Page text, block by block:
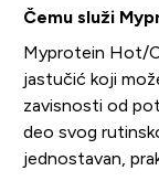
Čemu služi
Myprotein Hot/
jastučić koji
zavisnosti od
deo svog
jednostavan,